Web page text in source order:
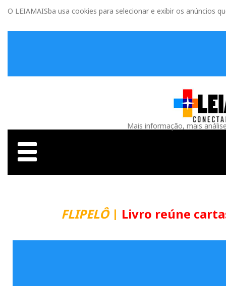
O LEIAMAISba usa cookies para selecionar e exibir os anúncios
Mais informação, mais
FLIPELÔ| Livro reúne